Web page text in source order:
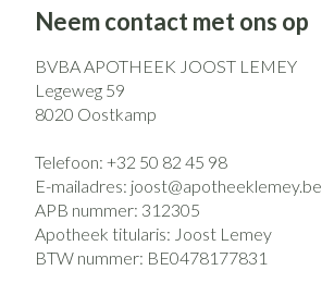
Neem contact met ons op
BVBA APOTHEEK JOOST LEMEY
Legeweg 59
8020 Oostkamp
Telefoon: +32 50 82 45 98
E-mailadres: joost@apotheeklemey.be
APB nummer: 312305
Apotheek titularis: Joost Lemey
BTW nummer: BE0478177831